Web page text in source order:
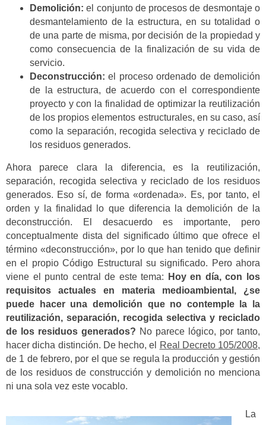
Demolición: el conjunto de procesos de desmontaje o
desmantelamiento de la estructura, en su totalidad o
de una parte de misma, por decisión de la propiedad y
como consecuencia de la finalización de su vida de
servicio.
Deconstrucción: el proceso ordenado de demolición
de la estructura, de acuerdo con el correspondiente
proyecto y con la finalidad de optimizar la reutilización
de los propios elementos estructurales, en su caso, así
como la separación, recogida selectiva y reciclado de
los residuos generados.
Ahora parece clara la diferencia, es la reutilización,
separación, recogida selectiva y reciclado de los residuos
generados. Eso sí, de forma «ordenada». Es, por tanto, el
orden y la finalidad lo que diferencia la demolición de la
deconstrucción. El desacuerdo es importante, pero
conceptualmente dista del significado último que ofrece el
término «deconstrucción», por lo que han tenido que definir
en el propio Código Estructural su significado. Pero ahora
viene el punto central de este tema:
Hoy en día, con los
requisitos actuales en materia medioambiental, ¿se
puede hacer una demolición que no contemple la la
reutilización, separación, recogida selectiva y reciclado
de los residuos generados? No parece lógico, por tanto,
hacer dicha distinción. De hecho, el
Real Decreto 105/2008,
de 1 de febrero, por el que se regula la producción y gestión
de los residuos de construcción y demolición no menciona
ni una sola vez este vocablo.
La